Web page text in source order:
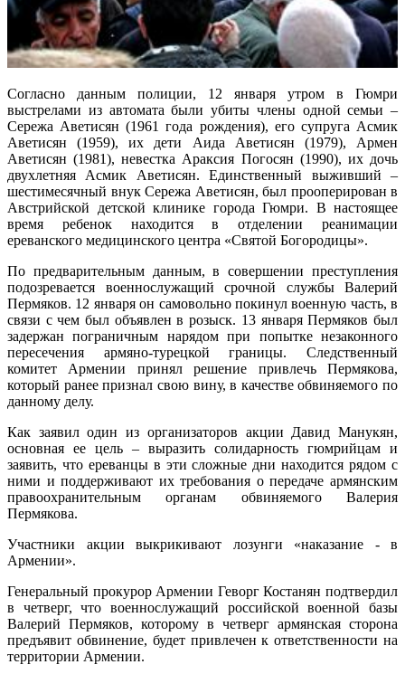
Согласно данным полиции, 12 января утром в Гюмри
выстрелами из автомата были убиты члены одной семьи –
Сережа Аветисян (1961 года рождения), его супруга Асмик
Аветисян (1959), их дети Аида Аветисян (1979), Армен
Аветисян (1981), невестка Араксия Погосян (1990), их дочь
двухлетняя Асмик Аветисян. Единственный выживший –
шестимесячный внук Сережа Аветисян, был прооперирован в
Австрийской детской клинике города Гюмри. В настоящее
время ребенок находится в отделении реанимации
ереванского медицинского центра «Святой Богородицы».
По предварительным данным, в совершении преступления
подозревается военнослужащий срочной службы Валерий
Пермяков. 12 января он самовольно покинул военную часть, в
связи с чем был объявлен в розыск. 13 января Пермяков был
задержан пограничным нарядом при попытке незаконного
пересечения армяно-турецкой границы. Следственный
комитет Армении принял решение привлечь Пермякова,
который ранее признал свою вину, в качестве обвиняемого по
данному делу.
Как заявил один из организаторов акции Давид Манукян,
основная ее цель – выразить солидарность гюмрийцам и
заявить, что ереванцы в эти сложные дни находится рядом с
ними и поддерживают их требования о передаче армянским
правоохранительным органам обвиняемого Валерия
Пермякова.
Участники акции выкрикивают лозунги «наказание - в
Армении».
Генеральный прокурор Армении Геворг Костанян подтвердил
в четверг, что военнослужащий российской военной базы
Валерий Пермяков, которому в четверг армянская сторона
предъявит обвинение, будет привлечен к ответственности на
территории Армении.